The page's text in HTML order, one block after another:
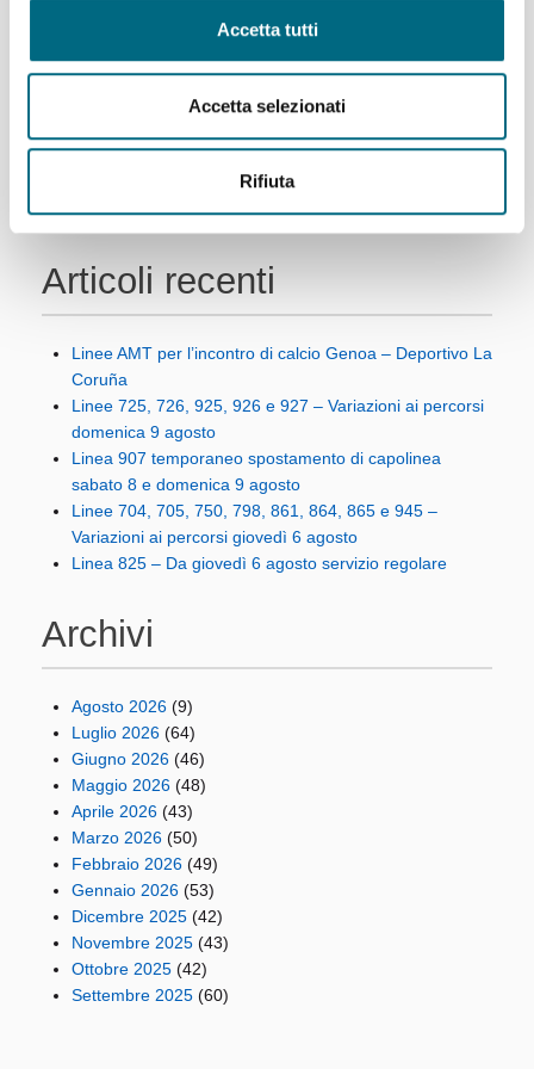
Accetta tutti
Accetta selezionati
Rifiuta
1 2 Successivo Ultimo
Articoli recenti
Linee AMT per l’incontro di calcio Genoa – Deportivo La
Coruña
Linee 725, 726, 925, 926 e 927 – Variazioni ai percorsi
domenica 9 agosto
Linea 907 temporaneo spostamento di capolinea
sabato 8 e domenica 9 agosto
Linee 704, 705, 750, 798, 861, 864, 865 e 945 –
Variazioni ai percorsi giovedì 6 agosto
Linea 825 – Da giovedì 6 agosto servizio regolare
Archivi
Agosto 2026 (9)
Luglio 2026 (64)
Giugno 2026 (46)
Maggio 2026 (48)
Aprile 2026 (43)
Marzo 2026 (50)
Febbraio 2026 (49)
Gennaio 2026 (53)
Dicembre 2025 (42)
Novembre 2025 (43)
Ottobre 2025 (42)
Settembre 2025 (60)